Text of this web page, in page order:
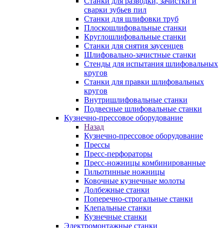
сварки зубьев пил
Станки для шлифовки труб
Плоскошлифовальные станки
Круглошлифовальные станки
Станки для снятия заусенцев
Шлифовально-зачистные станки
Стенды для испытания шлифовальных
кругов
Станки для правки шлифовальных
кругов
Внутришлифовальные станки
Подвесные шлифовальные станки
Кузнечно-прессовое оборудование
Назад
Кузнечно-прессовое оборудование
Прессы
Пресс-перфораторы
Пресс-ножницы комбинированные
Гильотинные ножницы
Ковочные кузнечные молоты
Долбежные станки
Поперечно-строгальные станки
Клепальные станки
Кузнечные станки
Электромонтажные станки